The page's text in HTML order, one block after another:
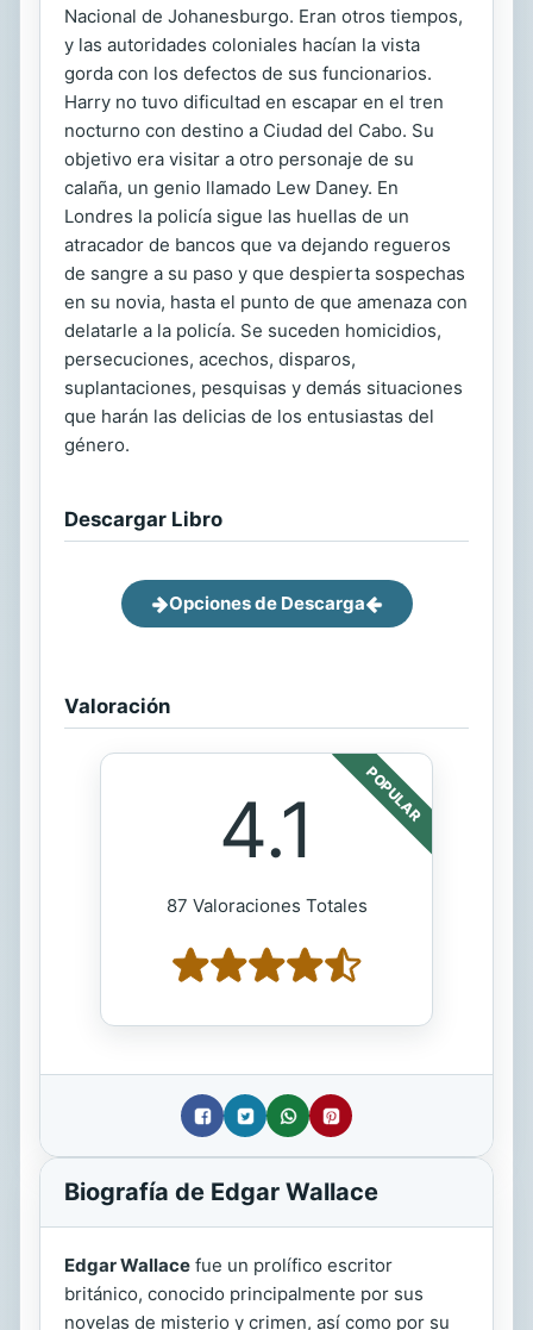
Nacional de Johanesburgo. Eran otros tiempos,
y las autoridades coloniales hacían la vista
gorda con los defectos de sus funcionarios.
Harry no tuvo dificultad en escapar en el tren
nocturno con destino a Ciudad del Cabo. Su
objetivo era visitar a otro personaje de su
calaña, un genio llamado Lew Daney. En
Londres la policía sigue las huellas de un
atracador de bancos que va dejando regueros
de sangre a su paso y que despierta sospechas
en su novia, hasta el punto de que amenaza con
delatarle a la policía. Se suceden homicidios,
persecuciones, acechos, disparos,
suplantaciones, pesquisas y demás situaciones
que harán las delicias de los entusiastas del
género.
Descargar Libro
Opciones de Descarga
Valoración
POPULAR
4.1
87 Valoraciones Totales
Biografía de Edgar Wallace
Edgar Wallace fue un prolífico escritor
británico, conocido principalmente por sus
novelas de misterio y crimen, así como por su